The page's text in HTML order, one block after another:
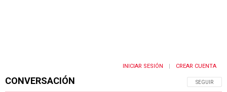
CONVERSACIÓN SIGA ESTA
SEGUIR
INICIAR SESIÓN CREAR CUENTA